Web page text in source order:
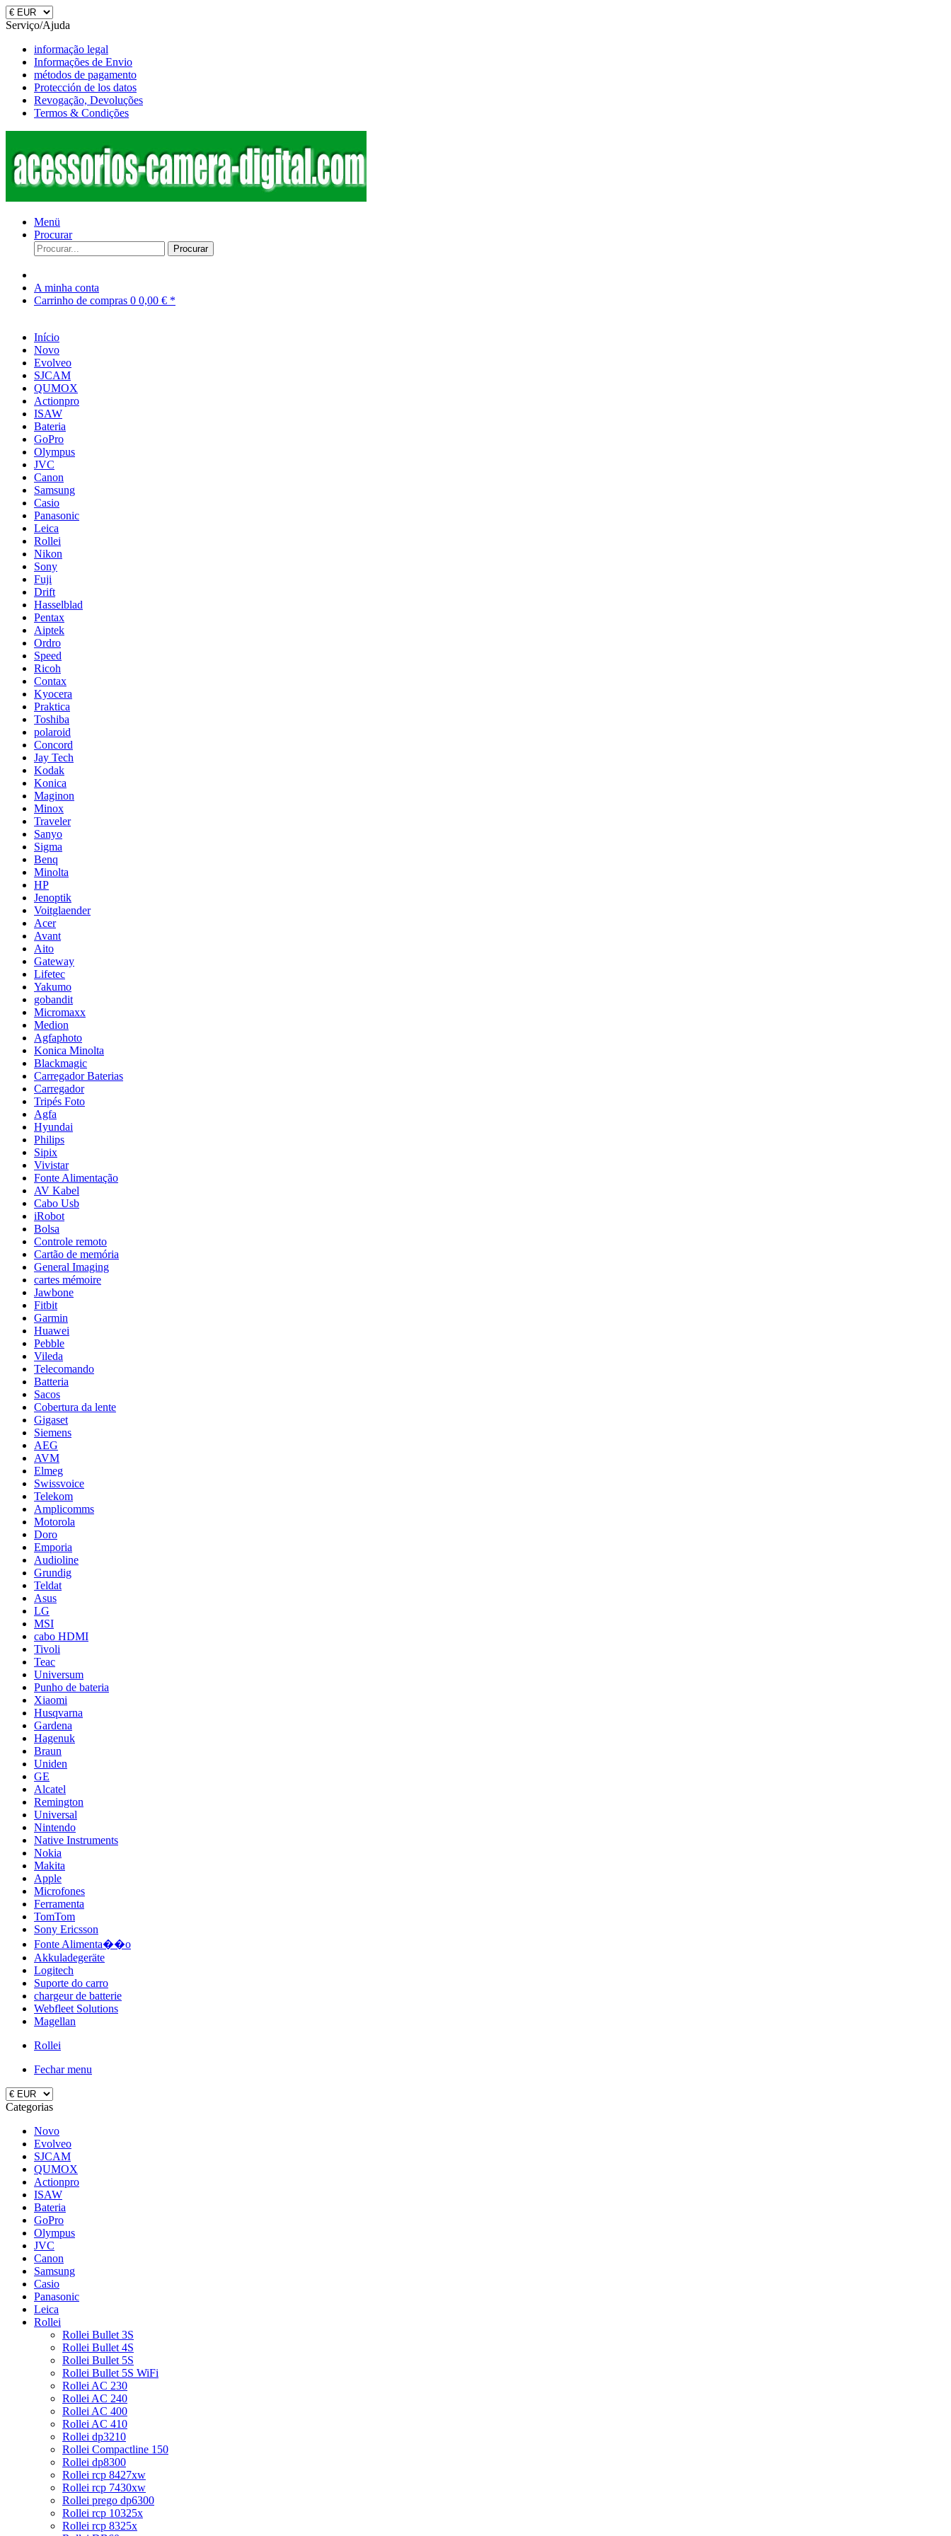
Serviço/Ajuda
informação legal
Informações de Envio
métodos de pagamento
Protección de los datos
Revogação, Devoluções
Termos & Condições
Menü
Procurar
Procurar
A minha conta
Carrinho de compras 0 0,00 € *
Início
Novo
Evolveo
SJCAM
QUMOX
Actionpro
ISAW
Bateria
GoPro
Olympus
JVC
Canon
Samsung
Casio
Panasonic
Leica
Rollei
Nikon
Sony
Fuji
Drift
Hasselblad
Pentax
Aiptek
Ordro
Speed
Ricoh
Contax
Kyocera
Praktica
Toshiba
polaroid
Concord
Jay Tech
Kodak
Konica
Maginon
Minox
Traveler
Sanyo
Sigma
Benq
Minolta
HP
Jenoptik
Voitglaender
Acer
Avant
Aito
Gateway
Lifetec
Yakumo
gobandit
Micromaxx
Medion
Agfaphoto
Konica Minolta
Blackmagic
Carregador Baterias
Carregador
Tripés Foto
Agfa
Hyundai
Philips
Sipix
Vivistar
Fonte Alimentação
AV Kabel
Cabo Usb
iRobot
Bolsa
Controle remoto
Cartão de memória
General Imaging
cartes mémoire
Jawbone
Fitbit
Garmin
Huawei
Pebble
Vileda
Telecomando
Batteria
Sacos
Cobertura da lente
Gigaset
Siemens
AEG
AVM
Elmeg
Swissvoice
Telekom
Amplicomms
Motorola
Doro
Emporia
Audioline
Grundig
Teldat
Asus
LG
MSI
cabo HDMI
Tivoli
Teac
Universum
Punho de bateria
Xiaomi
Husqvarna
Gardena
Hagenuk
Braun
Uniden
GE
Alcatel
Remington
Universal
Nintendo
Native Instruments
Nokia
Makita
Apple
Microfones
Ferramenta
TomTom
Sony Ericsson
Fonte Alimenta��o
Akkuladegeräte
Logitech
Suporte do carro
chargeur de batterie
Webfleet Solutions
Magellan
Rollei
Fechar menu
Categorias
Novo
Evolveo
SJCAM
QUMOX
Actionpro
ISAW
Bateria
GoPro
Olympus
JVC
Canon
Samsung
Casio
Panasonic
Leica
Rollei
Rollei Bullet 3S
Rollei Bullet 4S
Rollei Bullet 5S
Rollei Bullet 5S WiFi
Rollei AC 230
Rollei AC 240
Rollei AC 400
Rollei AC 410
Rollei dp3210
Rollei Compactline 150
Rollei dp8300
Rollei rcp 8427xw
Rollei rcp 7430xw
Rollei prego dp6300
Rollei rcp 10325x
Rollei rcp 8325x